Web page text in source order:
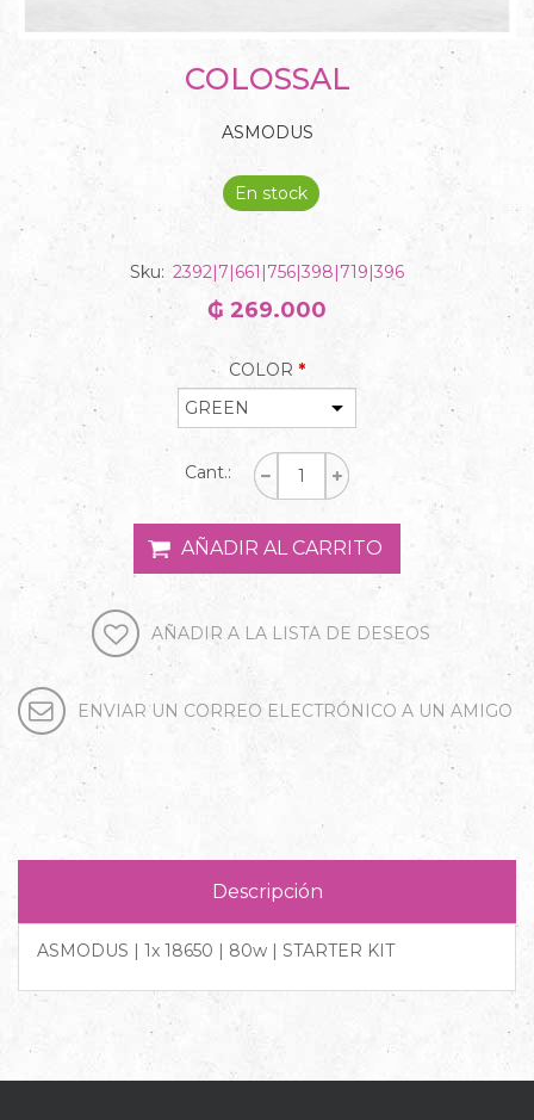
COLOSSAL
ASMODUS
En stock
Sku: 2392|7|661|756|398|719|396
₲ 269.000
COLOR *
Cant.:
Descripción
ASMODUS | 1x 18650 | 80w | STARTER KIT